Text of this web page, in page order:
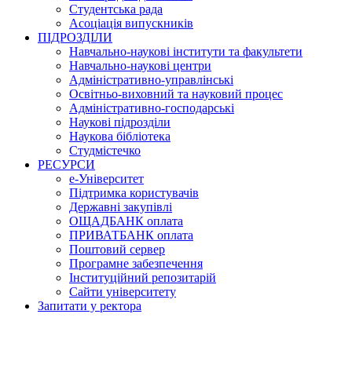
Студентська рада
Асоціація випускників
ПІДРОЗДІЛИ
Навчально-наукові інститути та факультети
Навчально-наукові центри
Адміністративно-управлінські
Освітньо-виховний та науковий процес
Адміністративно-господарські
Наукові підрозділи
Наукова бібліотека
Студмістечко
РЕСУРСИ
е-Університет
Підтримка користувачів
Державні закупівлі
ОЩАДБАНК оплата
ПРИВАТБАНК оплата
Поштовий сервер
Програмне забезпечення
Інституційний репозитарій
Сайти університету
Запитати у ректора